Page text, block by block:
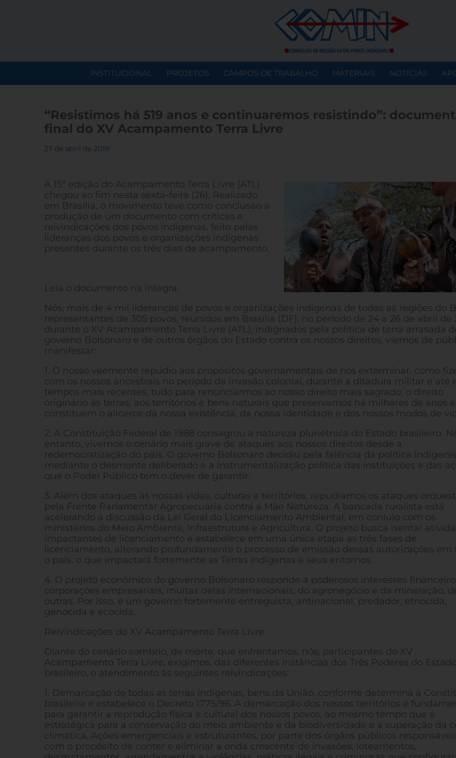
INSTITUCIONAL PROJETOS CAMPOS DE TRABALHO MATERIAIS NOTÍCIAS
“Resistimos há 519 anos e continuaremos resistindo”:
final do XV Acampamento Terra Livre
27 de abril de 2019
A 15ª edição do Acampamento Terra Livre (ATL)
chegou ao fim nesta sexta-feira (26). Realizado
em Brasília, o movimento teve como conclusão a
produção de um documento com críticas e
reivindicações dos povos indígenas, feito pelas
lideranças dos povos e organizações indígenas
presentes durante os três dias de acampamento.
Leia o documento na íntegra:
Nós, mais de 4 mil lideranças de povos e organizações indígenas de todas as regiões do
representantes de 305 povos, reunidos em Brasília (DF), no período de 24 a 26 de abril de
durante o XV Acampamento Terra Livre (ATL), indignados pela política de terra arrasada
governo Bolsonaro e de outros órgãos do Estado contra os nossos direitos, viemos de
manifestar:
1. O nosso veemente repúdio aos propósitos governamentais de nos exterminar, como
com os nossos ancestrais no período da invasão colonial, durante a ditadura militar e até
tempos mais recentes, tudo para renunciarmos ao nosso direito mais sagrado: o direito
originário às terras, aos territórios e bens naturais que preservamos há milhares de anos
constituem o alicerce da nossa existência, da nossa identidade e dos nossos modos de
2. A Constituição Federal de 1988 consagrou a natureza pluriétnica do Estado brasileiro.
entanto, vivemos o cenário mais grave de ataques aos nossos direitos desde a
redemocratização do país. O governo Bolsonaro decidiu pela falência da política
mediante o desmonte deliberado e a instrumentalização política das instituições e das
que o Poder Público tem o dever de garantir.
3. Além dos ataques às nossas vidas, culturas e territórios, repudiamos os ataques
pela Frente Parlamentar Agropecuária contra a Mãe Natureza. A bancada ruralista está
acelerando a discussão da Lei Geral do Licenciamento Ambiental, em conluio com os
ministérios do Meio Ambiente, Infraestrutura e Agricultura. O projeto busca isentar
impactantes de licenciamento e estabelece em uma única etapa as três fases de
licenciamento, alterando profundamente o processo de emissão dessas autorizações em
o país, o que impactará fortemente as Terras Indígenas e seus entornos.
4. O projeto econômico do governo Bolsonaro responde a poderosos interesses
corporações empresariais, muitas delas internacionais, do agronegócio e da mineração,
outras. Por isso, é um governo fortemente entreguista, antinacional, predador, etnocida,
genocida e ecocida.
Reivindicações do XV Acampamento Terra Livre
Diante do cenário sombrio, de morte, que enfrentamos, nós, participantes do XV
Acampamento Terra Livre, exigimos, das diferentes instâncias dos Três Poderes do Estado
brasileiro, o atendimento às seguintes reivindicações:
1. Demarcação de todas as terras indígenas, bens da União, conforme determina a
brasileira e estabelece o Decreto 1775/96. A demarcação dos nossos territórios é
para garantir a reprodução física e cultural dos nossos povos, ao mesmo tempo que é
estratégica para a conservação do meio ambiente e da biodiversidade e a superação da
climática. Ações emergenciais e estruturantes, por parte dos órgãos públicos
com o propósito de conter e eliminar a onda crescente de invasões, loteamentos,